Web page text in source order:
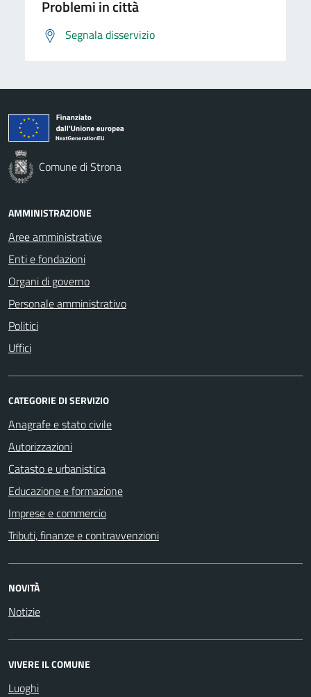
Problemi in città
Segnala disservizio
Comune di Strona
AMMINISTRAZIONE
Aree amministrative
Enti e fondazioni
Organi di governo
Personale amministrativo
Politici
Uffici
CATEGORIE DI SERVIZIO
Anagrafe e stato civile
Autorizzazioni
Catasto e urbanistica
Educazione e formazione
Imprese e commercio
Tributi, finanze e contravvenzioni
NOVITÀ
Notizie
VIVERE IL COMUNE
Luoghi